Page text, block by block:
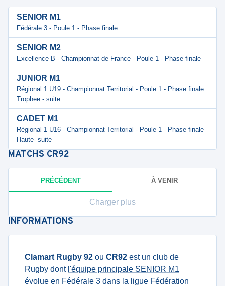
SENIOR M1
Fédérale 3 - Poule 1 - Phase finale
SENIOR M2
Excellence B - Championnat de France - Poule 1 - Phase finale
JUNIOR M1
Régional 1 U19 - Championnat Territorial - Poule 1 - Phase finale
Trophee - suite
CADET M1
Régional 1 U16 - Championnat Territorial - Poule 1 - Phase finale
Haute- suite
MATCHS CR92
PRÉCÉDENT À VENIR
Charger plus
INFORMATIONS
Clamart Rugby 92 ou CR92 est un club de
Rugby dont l'équipe principale SENIOR M1
évolue en Fédérale 3 dans la ligue Fédération